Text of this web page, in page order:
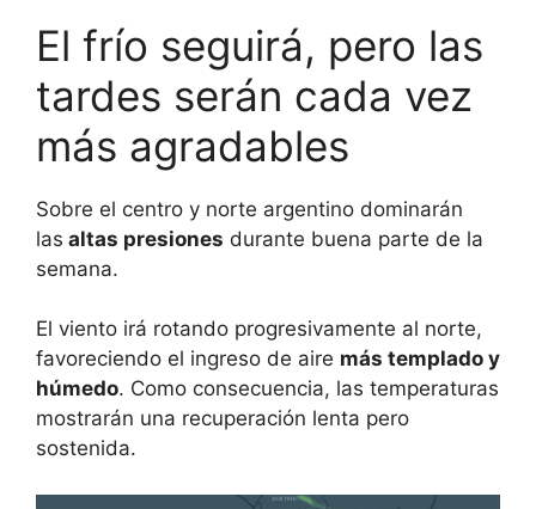
El frío seguirá, pero las
tardes serán cada vez
más agradables
Sobre el centro y norte argentino dominarán
las altas presiones durante buena parte de la
semana.
El viento irá rotando progresivamente al norte,
favoreciendo el ingreso de aire más templado y
húmedo. Como consecuencia, las temperaturas
mostrarán una recuperación lenta pero
sostenida.